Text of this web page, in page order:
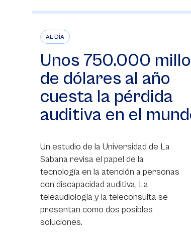
AL DÍA
Unos 750.000
de dólares al año
cuesta la pérdida
auditiva en el
Un estudio de la Universidad de La
Sabana revisa el papel de la
tecnología en la atención a personas
con discapacidad auditiva. La
teleaudiología y la teleconsulta se
presentan como dos posibles
soluciones.